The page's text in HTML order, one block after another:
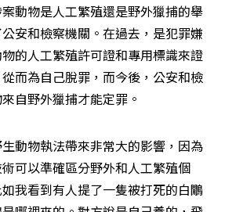
動物是人工繁殖還是野外獵捕的舉
安和檢察機關。在過去，是犯罪嫌
的人工繁殖許可證和專用標識來證
而為自己脫罪，而今後，公安和檢
自野外獵捕才能定罪。
動物執法帶來非常大的影響，因為
可以準確區分野外和人工繁殖個
我看到有人提了一隻被打死的白鷳